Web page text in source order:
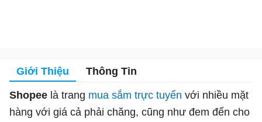
Giới Thiệu Thông Tin
Shopee là trang mua sắm trực tuyến với nhiều mặt
hàng với giá cả phải chăng, cũng như đem đến cho